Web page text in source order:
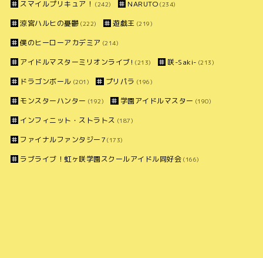
スマイルプリキュア！ (242) NARUTO (234)
涼宮ハルヒの憂鬱 (222) 遊戯王 (219)
僕のヒーローアカデミア (214)
アイドルマスターミリオンライブ! (213) 咲-Saki- (213)
ドラゴンボール (201) プリパラ (196)
モンスターハンター (192) 学園アイドルマスター (190)
インフィニット・ストラトス (187)
ファイナルファンタジー7 (173)
ラブライブ！虹ヶ咲学園スクールアイドル同好会 (166)